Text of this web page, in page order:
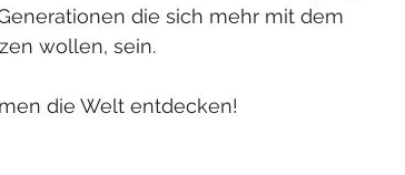
die sich mehr mit dem
wollen, sein.
die Welt entdecken!